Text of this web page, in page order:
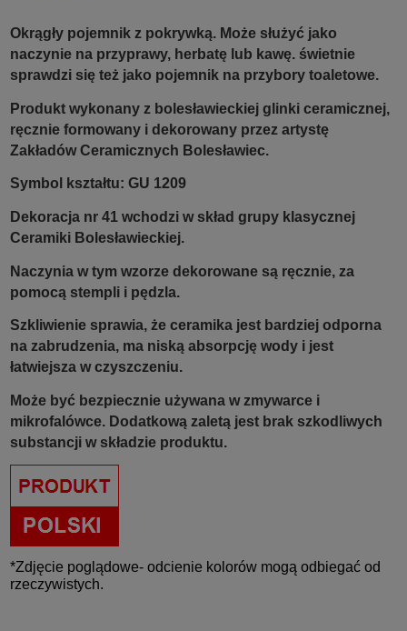
Okrągły pojemnik z pokrywką. Może służyć jako
naczynie na przyprawy, herbatę lub kawę. świetnie
sprawdzi się też jako pojemnik na przybory toaletowe.
Produkt wykonany z bolesławieckiej glinki ceramicznej,
ręcznie formowany i dekorowany przez artystę
Zakładów Ceramicznych Bolesławiec.
Symbol kształtu: GU 1209
Dekoracja nr 41 wchodzi w skład grupy klasycznej
Ceramiki Bolesławieckiej.
Naczynia w tym wzorze dekorowane są ręcznie, za
pomocą stempli i pędzla.
Szkliwienie sprawia, że ceramika jest bardziej odporna
na zabrudzenia, ma niską absorpcję wody i jest
łatwiejsza w czyszczeniu.
Może być bezpiecznie używana w zmywarce i
mikrofalówce. Dodatkową zaletą jest brak szkodliwych
substancji w składzie produktu.
*Zdjęcie poglądowe- odcienie kolorów mogą odbiegać od
rzeczywistych.